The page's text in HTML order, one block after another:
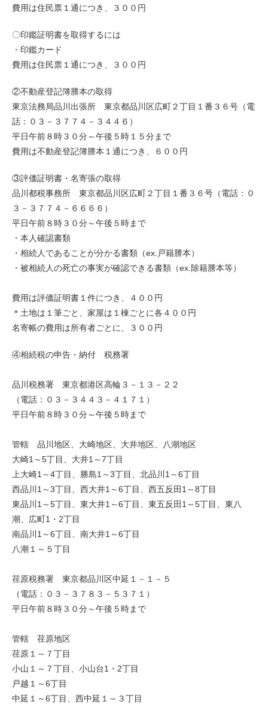
費用は住民票１通につき、３００円
〇印鑑証明書を取得するには
・印鑑カード
費用は住民票１通につき、３００円
②不動産登記簿謄本の取得
東京法務局品川出張所 東京都品川区広町２丁目１番３６号（電
話：０３－３７７４－３４４６）
平日午前８時３０分～午後５時１５分まで
費用は不動産登記簿謄本１通につき、６００円
③評価証明書・名寄張の取得
品川都税事務所 東京都品川区広町２丁目１番３６号（電話：０
３－３７７４－６６６６）
平日午前８時３０分～午後５時まで
・本人確認書類
・相続人であることが分かる書類（ex.戸籍謄本）
・被相続人の死亡の事実が確認できる書類（ex.除籍謄本等）
費用は評価証明書１件につき、４００円
＊土地は１筆ごと、家屋は１棟ごとに各４００円
名寄帳の費用は所有者ごとに、３００円
④相続税の申告・納付 税務署
品川税務署 東京都港区高輪３－１３－２２
（電話：０３－３４４３－４１７１）
平日午前８時３０分～午後５時まで
管轄 品川地区、大崎地区、大井地区、八潮地区
大崎1～5丁目、大井1～7丁目
上大崎1～4丁目、勝島1～3丁目、北品川1～6丁目
西品川1～3丁目、西大井1～6丁目、西五反田1～8丁目
東品川1～5丁目、東大井1～6丁目、東五反田1～5丁目、東八
潮、広町1・2丁目
南品川1～6丁目、南大井1～6丁目
八潮１～５丁目
荏原税務署 東京都品川区中延１－１－５
（電話：０３－３７８３－５３７１）
平日午前８時３０分～午後５時まで
管轄 荏原地区
荏原１～７丁目
小山１～７丁目、小山台1・2丁目
戸越１～6丁目
中延１～6丁目、西中延１～３丁目